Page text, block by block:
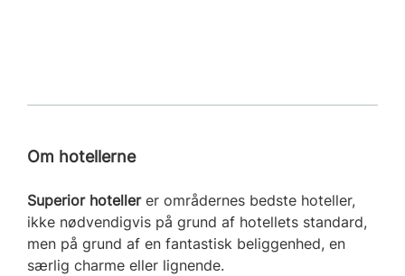
Om hotellerne
Superior hotellerer områdernes bedste hoteller,
ikke nødvendigvis på grund af hotellets standard,
men på grund af en fantastisk beliggenhed, en
særlig charme eller lignende.